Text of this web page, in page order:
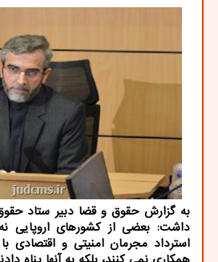
به گزارش حقوق و قضا دبیر ستاد
داشت: بعضی از كشورهای اروپایی
استرداد مجرمان امنیتی و اقتصادی